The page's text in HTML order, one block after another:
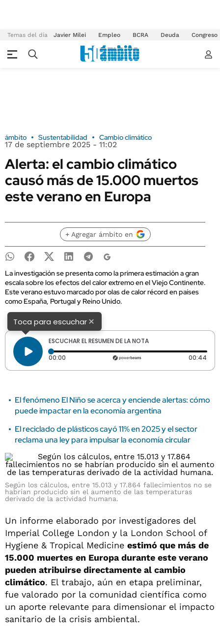
Temas del día Javier Milei Empleo BCRA Deuda Congreso
ámbito Sustentabilidad Cambio climático
17 de septiembre 2025 - 11:02
Alerta: el cambio climático
causó más de 15.000 muertos
este verano en Europa
+ Agregar ámbito en
La investigación se presenta como la primera estimación a gran
escala sobre los efectos del calor extremo en el Viejo Continente.
Este verano estuvo marcado por olas de calor récord en países
como España, Portugal y Reino Unido.
Toca para escuchar×
ESCUCHAR EL RESUMEN DE LA NOTA
00:00 Tiempo transcurrido: 0 segundos 00:44
El fenómeno El Niño se acerca y enciende alertas: cómo
puede impactar en la economía argentina
El reciclado de plásticos cayó 11% en 2025 y el sector
reclama una ley para impulsar la economía circular
Según los cálculos, entre 15.013 y 17.864 fallecimientos no se
habrían producido sin el aumento de las temperaturas
derivado de la actividad humana.
Un informe elaborado por investigadores del
Imperial College London y la London School of
Hygiene & Tropical Medicine estimó que más de
15.000 muertes en Europa durante este verano
pueden atribuirse directamente al cambio
climático. El trabajo, aún en etapa preliminar,
fue valorado por la comunidad científica como
un aporte relevante para dimensionar el impacto
sanitario de la crisis ambiental.